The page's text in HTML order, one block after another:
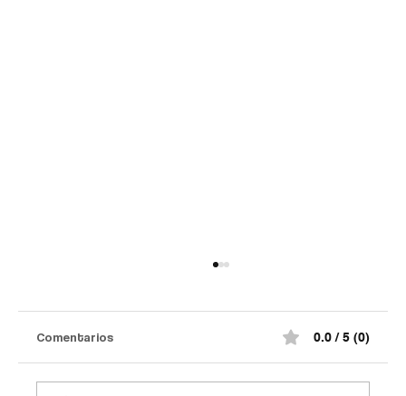
Comentarios 0.0 / 5 (0)